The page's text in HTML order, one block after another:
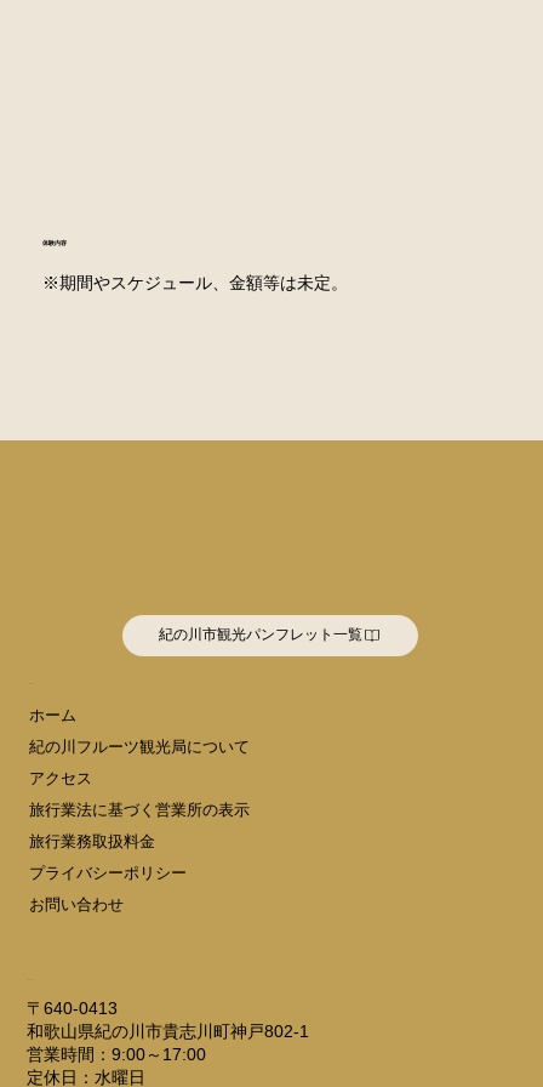
​体験内容
※期間やスケジュール、金額等は未定。
ホーム
紀の川フルーツ観光局について
アクセス
旅行業法に基づく営業所の表示
旅行業務取扱料金
プライバシーポリシー
お問い合わせ
〒640-0413
和歌山県紀の川市貴志川町神戸802-1
営業時間：9:00～17:00
定休日：水曜日
紀の川市観光パンフレット一覧